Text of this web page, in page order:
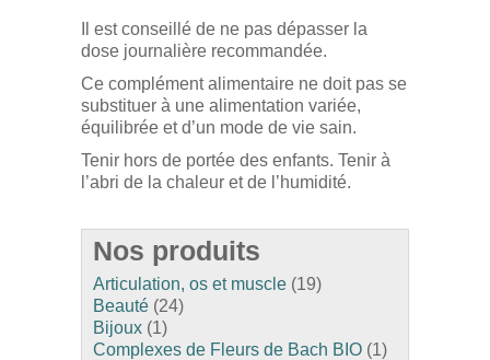
Il est conseillé de ne pas dépasser la
dose journalière recommandée.
Ce complément alimentaire ne doit pas se
substituer à une alimentation variée,
équilibrée et d’un mode de vie sain.
Tenir hors de portée des enfants. Tenir à
l’abri de la chaleur et de l’humidité.
Nos produits
Articulation, os et muscle (19)
Beauté (24)
Bijoux (1)
Complexes de Fleurs de Bach BIO (1)